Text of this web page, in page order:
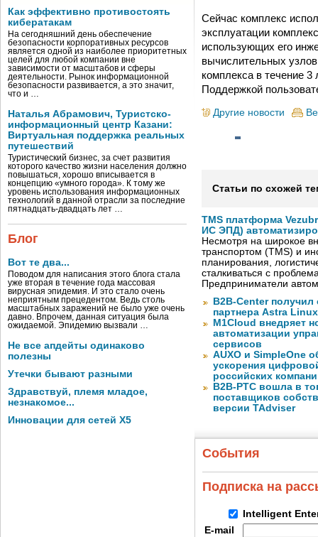
Как эффективно противостоять
кибератакам
На сегодняшний день обеспечение
безопасности корпоративных ресурсов
является одной из наиболее приоритетных
целей для любой компании вне
зависимости от масштабов и сферы
деятельности. Рынок информационной
безопасности развивается, а это значит,
что и …
Наталья Абрамович, Туристско-
информационный центр Казани:
Виртуальная поддержка реальных
путешествий
Туристический бизнес, за счет развития
которого качество жизни населения должно
повышаться, хорошо вписывается в
концепцию «умного города». К тому же
уровень использования информационных
технологий в данной отрасли за последние
пятнадцать-двадцать лет …
Блог
Вот те два...
Поводом для написания этого блога стала
уже вторая в течение года массовая
вирусная эпидемия. И это стало очень
неприятным прецедентом. Ведь столь
масштабных заражений не было уже очень
давно. Впрочем, данная ситуация была
ожидаемой. Эпидемию вызвали …
Не все апдейты одинаково
полезны
Утечки бывают разными
Здравствуй, племя младое,
незнакомое...
Инновации для сетей X5
Сейчас комплекс
эксплуатации
использующих его
вычислительных
комплекса в течение 3
Поддержкой
Другие новости
Статьи по схожей
TMS платформа
ИС ЭПД)
Несмотря на широкое
транспортом (TMS) и
планирования,
сталкиваться с
Предприниматели
B2B-Center получил
партнера Astra Linux
M1Cloud внедряет
автоматизации
сервисов
AUXO и SimpleOne
ускорения
российских
B2B-РТС вошла в
поставщиков
версии TAdviser
События
Подписка на
Intelligent
E-mail